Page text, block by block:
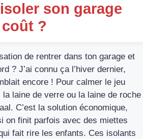
son garage
?
de rentrer dans ton garage et
? J’ai connu ça l’hiver dernier,
encore ! Pour calmer le jeu
laine de verre ou la laine de roche
C’est la solution économique,
on finit parfois avec des miettes
fait rire les enfants. Ces isolants